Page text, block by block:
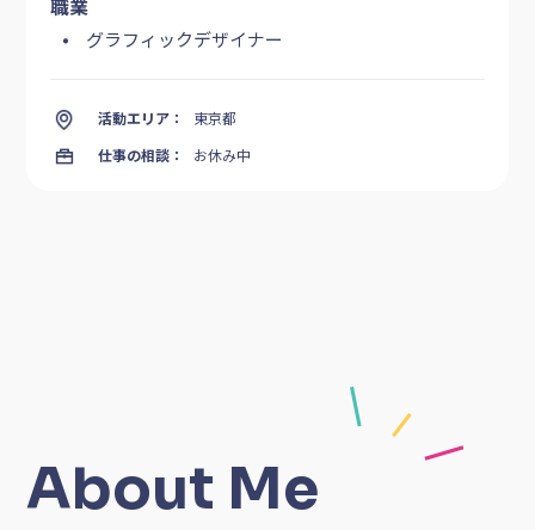
職業
グラフィックデザイナー
活動エリア：
東京都
仕事の相談：
お休み中
About Me